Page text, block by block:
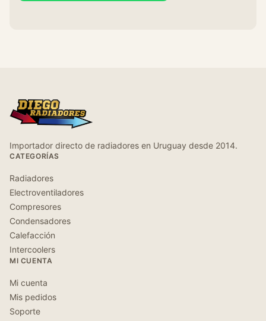
Importador directo de radiadores en Uruguay desde 2014.
CATEGORÍAS
Radiadores
Electroventiladores
Compresores
Condensadores
Calefacción
Intercoolers
MI CUENTA
Mi cuenta
Mis pedidos
Soporte